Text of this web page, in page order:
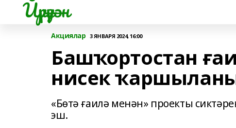
Йүрүҙән
Акциялар 3 ЯНВАРЯ 2024, 16:00
Башҡортостан
нисек
«Бөтә ғаилә менән» проекты
эш.